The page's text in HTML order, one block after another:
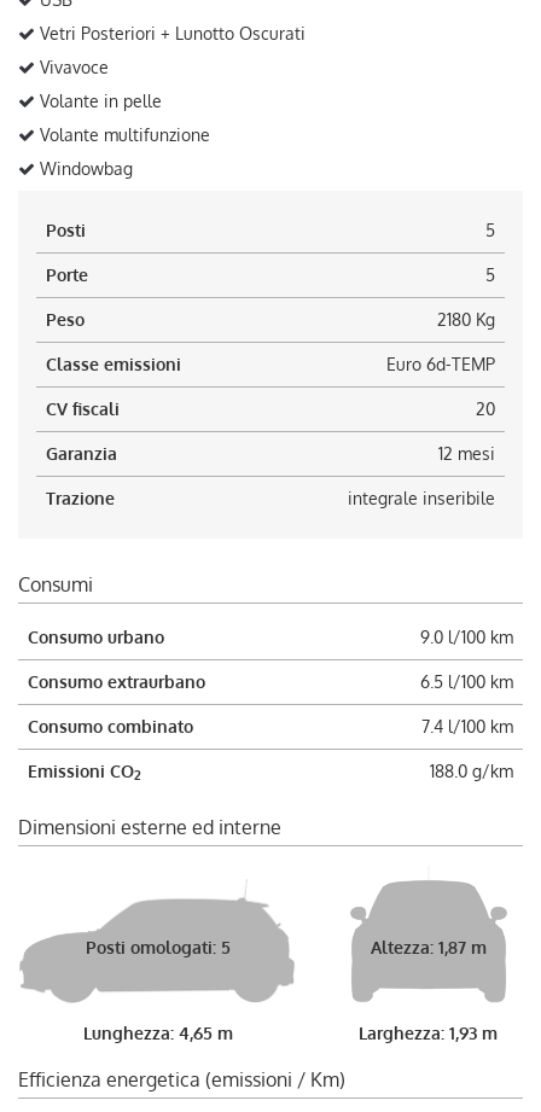
Vetri Posteriori + Lunotto Oscurati
Vivavoce
Volante in pelle
Volante multifunzione
Windowbag
Posti 5
Porte 5
Peso 2180 Kg
Classe emissioni Euro 6d-TEMP
CV fiscali 20
Garanzia 12 mesi
Trazione integrale inseribile
Consumi
Consumo urbano 9.0 l/100 km
Consumo extraurbano 6.5 l/100 km
Consumo combinato 7.4 l/100 km
Emissioni CO2 188.0 g/km
Dimensioni esterne ed interne
Posti omologati: 5
Lunghezza: 4,65 m
Altezza: 1,87 m
Larghezza: 1,93 m
Efficienza energetica (emissioni / Km)